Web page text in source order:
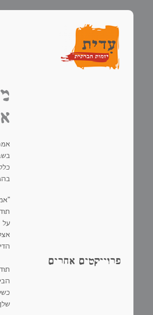
פרוייקטים אחרים
על